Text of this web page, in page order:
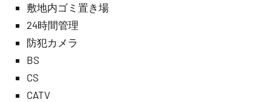
敷地内ゴミ置き場
24時間管理
防犯カメラ
BS
CS
CATV